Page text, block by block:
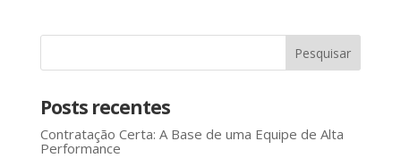
Posts recentes
Contratação Certa: A Base de uma Equipe de Alta
Performance